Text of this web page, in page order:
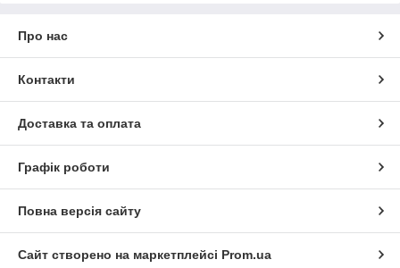
Про нас
Контакти
Доставка та оплата
Графік роботи
Повна версія сайту
Сайт створено на маркетплейсі Prom.ua